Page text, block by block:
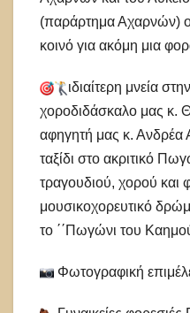
(παράρτημα Αχαρνών)
κοινό για ακόμη μια
ιδιαίτερη μνεία
χοροδιδάσκαλο μας κ.
αφηγητή μας κ. Ανδρέα
ταξίδι στο ακριτικό
τραγουδιού, χορού και
μουσικοχορευτικό
το ΄΄Πωγώνι του
Φωτογραφική